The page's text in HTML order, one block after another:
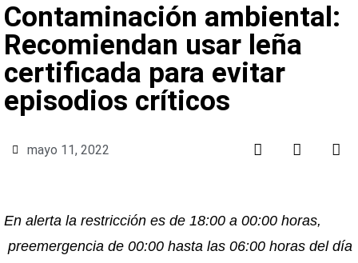
Contaminación ambiental:
Recomiendan usar leña
certificada para evitar
episodios críticos
mayo 11, 2022
En alerta la restricción es de 18:00 a 00:00 horas,
preemergencia de 00:00 hasta las 06:00 horas del día